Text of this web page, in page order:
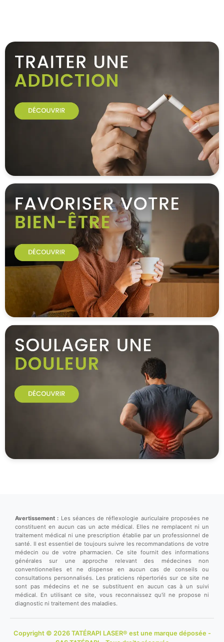
Avertissement : Les séances de réflexologie auriculaire proposées ne
constituent en aucun cas un acte médical. Elles ne remplacent ni un
traitement médical ni une prescription établie par un professionnel de
santé. Il est essentiel de toujours suivre les recommandations de votre
médecin ou de votre pharmacien. Ce site fournit des informations
générales sur une approche relevant des médecines non
conventionnelles et ne dispense en aucun cas de conseils ou
consultations personnalisés. Les praticiens répertoriés sur ce site ne
sont pas médecins et ne se substituent en aucun cas à un suivi
médical. En utilisant ce site, vous reconnaissez qu'il ne propose ni
diagnostic ni traitement des maladies.
Copyright © 2026 TATÉRAPI LASER® est une marque déposée -